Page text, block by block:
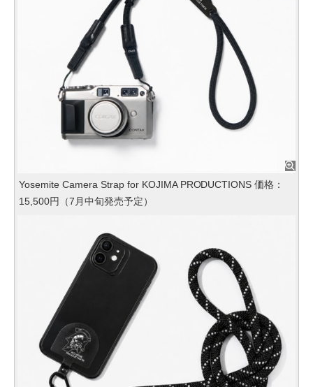
Yosemite Camera Strap for KOJIMA PRODUCTIONS 価格：
15,500円（7月中旬発売予定）